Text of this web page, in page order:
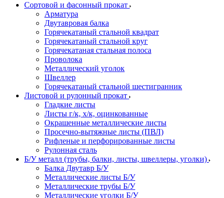
Сортовой и фасонный прокат
Арматура
Двутавровая балка
Горячекатаный стальной квадрат
Горячекатаный стальной круг
Горячекатаная стальная полоса
Проволока
Металлический уголок
Швеллер
Горячекатаный стальной шестигранник
Листовой и рулонный прокат
Гладкие листы
Листы г/к, х/к, оцинкованные
Окрашенные металлические листы
Просечно-вытяжные листы (ПВЛ)
Рифленые и перфорированные листы
Рулонная сталь
Б/У металл (трубы, балки, листы, швеллеры, уголки)
Балка Двутавр Б/У
Металлические листы Б/У
Металлические трубы Б/У
Металлические уголки Б/У